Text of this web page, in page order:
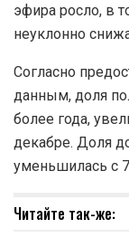
эфира росло, в
неуклонно
Согласно
данным, доля
более года,
декабре. Доля
уменьшилась с
Читайте так-же: